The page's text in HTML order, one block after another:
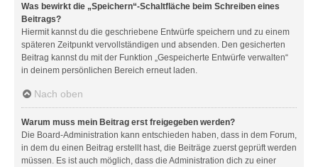
Was bewirkt die „Speichern“-Schaltfläche beim Schreiben eines
Beitrags?
Hiermit kannst du die geschriebene Entwürfe speichern und zu einem
späteren Zeitpunkt vervollständigen und absenden. Den gesicherten
Beitrag kannst du mit der Funktion „Gespeicherte Entwürfe verwalten“
in deinem persönlichen Bereich erneut laden.
Nach oben
Warum muss mein Beitrag erst freigegeben werden?
Die Board-Administration kann entschieden haben, dass in dem Forum,
in dem du einen Beitrag erstellt hast, die Beiträge zuerst geprüft werden
müssen. Es ist auch möglich, dass die Administration dich zu einer